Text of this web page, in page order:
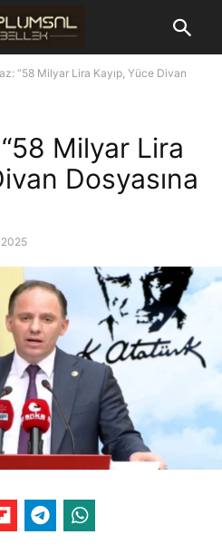
“58 Milyar Lira Kayıp, Yüce Divan
Milyar Lira
Dosyasına